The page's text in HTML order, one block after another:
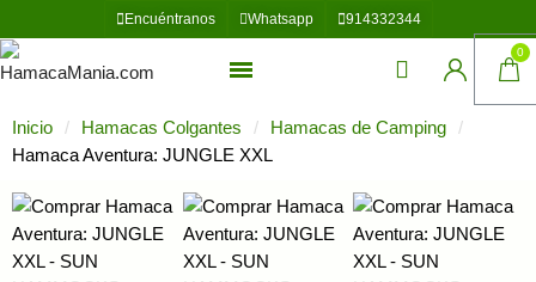
Encuéntranos Whatsapp 914332344
Inicio Hamacas Colgantes
Hamacas de Camping
Hamaca Aventura: JUNGLE XXL